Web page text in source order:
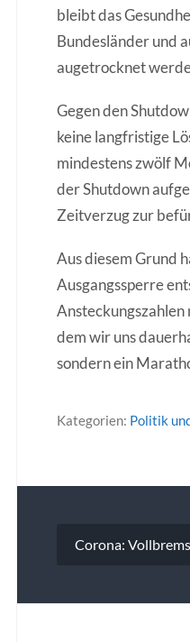
bleibt das
Bundesländer und
augetrocknet
Gegen den
keine langfristige
mindestens zwölf
der Shutdown
Zeitverzug zur
Aus diesem Grund
Ausgangssperre
dem wir uns
sondern ein
Kategorien: Politik
Corona: